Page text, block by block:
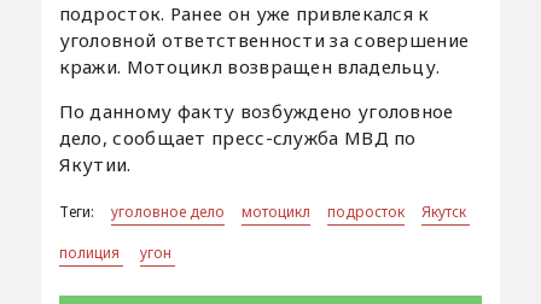
подросток. Ранее он уже привлекался к
уголовной ответственности за совершение
кражи. Мотоцикл возвращен владельцу.
По данному факту возбуждено уголовное
дело, сообщает пресс-служба МВД по
Якутии.
Теги: уголовное дело мотоцикл подросток
Якутск
полиция
угон